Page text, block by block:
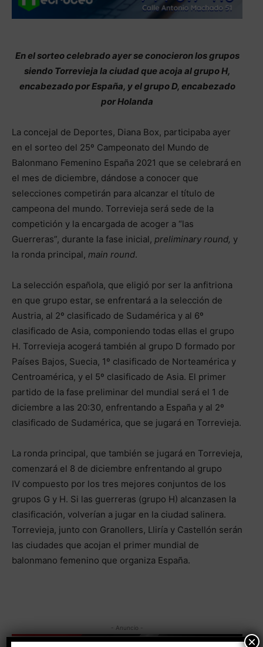
En el sorteo celebrado ayer se conocieron los grupos
siendo Torrevieja la ciudad que acoja al grupo H,
encabezado por España, y el grupo D, encabezado
por Holanda
La concejal de Deportes, Diana Box, participaba ayer
en el sorteo del 25º Campeonato del Mundo de
Balonmano Femenino España 2021 que se celebrará en
el mes de diciembre, dándose a conocer que
selecciones competirán para alcanzar el título de
campeona del mundo. Torrevieja será sede de la
competición y la encargada de acoger a “las
Guerreras”, durante la fase inicial, preliminary round, y
la ronda principal, main round.
La selección española, que eligió por ser la anfitriona
en que grupo estar, se enfrentará a la selección de
Austria, al 2º clasificado de Sudamérica y al 6º
clasificado de Asia, componiendo todas ellas el grupo
H. Torrevieja acogerá también al grupo D formado por
Países Bajos, Suecia, 1º clasificado de Norteamérica y
Centroamérica, y el 5º clasificado de Asia. El primer
partido de la fase preliminar del mundial será el 1 de
diciembre a las 20:30, enfrentando a España y al 2º
clasificado de Sudamérica, que se jugará en Torrevieja.
La ronda principal, que también se jugará en Torrevieja,
comenzará el 8 de diciembre enfrentando al grupo
IV compuesto por los tres mejores conjuntos de los
grupos G y H. Si las guerreras (grupo H) alcanzasen la
clasificación, volverían a jugar en la ciudad salinera.
Torrevieja, junto con Granollers, Lliría y Castellón serán
las ciudades que acojan el primer mundial de
balonmano femenino que organiza España.
- Anuncio -
×